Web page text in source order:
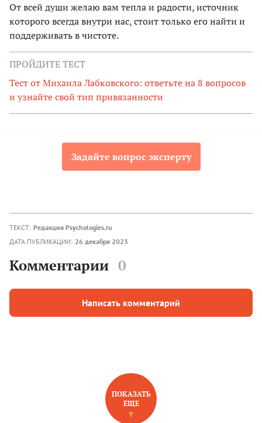
От всей души желаю вам тепла и радости, источник
которого всегда внутри нас, стоит только его найти и
поддерживать в чистоте.
ПРОЙДИТЕ ТЕСТ
Тест от Михаила Лабковского: ответьте на 8 вопросов
и узнайте свой тип привязанности
Задайте вопрос эксперту
ТЕКСТ: Редакция Psychologies.ru
ДАТА ПУБЛИКАЦИИ: 26 декабря 2023
Комментарии 0
Написать комментарий
НОВОЕ НА САЙТЕ
ПОКАЗАТЬ
ЕЩЕ